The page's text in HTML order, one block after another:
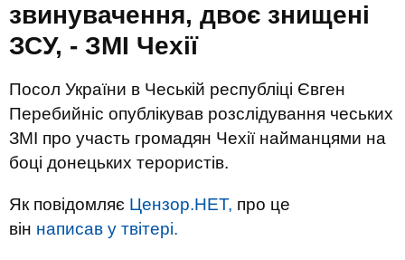
звинувачення, двоє знищені
ЗСУ, - ЗМІ Чехії
Посол України в Чеській республіці Євген
Перебийніс опублікував розслідування чеських
ЗМІ про участь громадян Чехії найманцями на
боці донецьких терористів.
Як повідомляє Цензор.НЕТ, про це
він написав у твітері.